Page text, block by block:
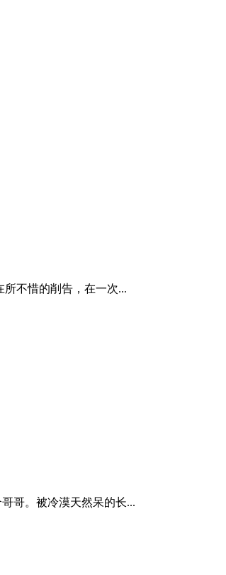
所不惜的削告，在一次...
哥。被冷漠天然呆的长...